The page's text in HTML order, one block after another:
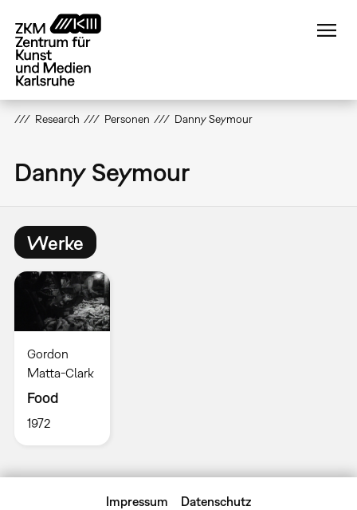
zum
Inhalt
Research Personen Danny Seymour
Danny Seymour
Werke
Gordon
Matta-Clark
Food
1972
Impressum Datenschutz